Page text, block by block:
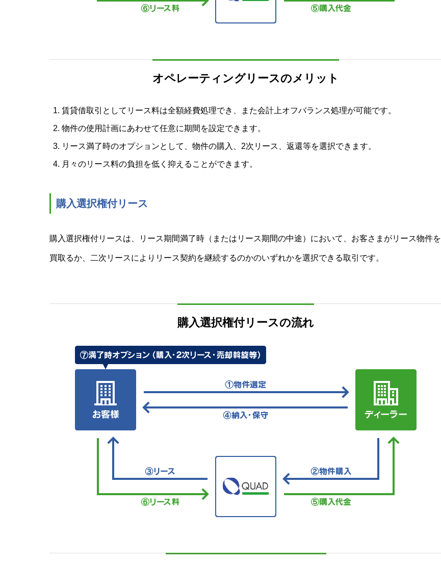
オペレーティングリースのメリット
賃貸借取引としてリース料は全額経費処理でき、また会計上オフバランス処理が可能です。
物件の使用計画にあわせて任意に期間を設定できます。
リース満了時のオプションとして、物件の購入、2次リース、返還等を選択できます。
月々のリース料の負担を低く抑えることができます。
購入選択権付リース
購入選択権付リースは、リース期間満了時（またはリース期間の中途）において、お客さまがリース物件を
買取るか、二次リースによりリース契約を継続するのかのいずれかを選択できる取引です。
購入選択権付リースの流れ